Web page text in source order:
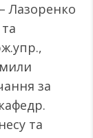
Лазоренко
за
та